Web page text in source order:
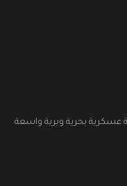
عسكرية بحرية وبرية واسعة